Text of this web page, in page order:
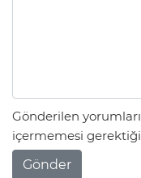
Gönderilen
içermemesi
Gönder